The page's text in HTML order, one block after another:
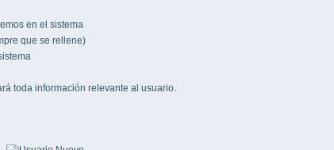
en el sistema
que se rellene)
toda información relevante al usuario.